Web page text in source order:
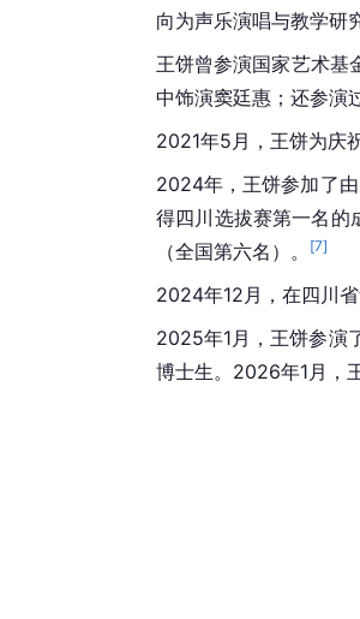
向为声乐演唱与教学研
王饼曾参演国家艺术基
中饰演窦廷惠；还参演
2021年5月，王饼为庆
2024年，王饼参加了由
得四川选拔赛第一名的
（全国第六名）。
[7]
2024年12月，在四川
2025年1月，王饼参演
博士生。2026年1月，